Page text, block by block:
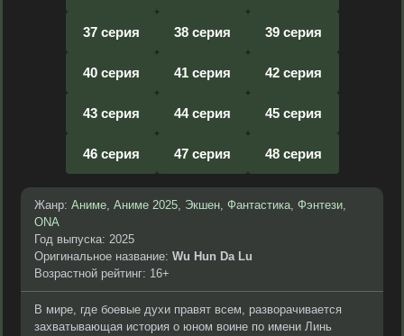
37 серия 38 серия 39 серия
40 серия 41 серия 42 серия
43 серия 44 серия 45 серия
46 серия 47 серия 48 серия
Жанр: Аниме, Аниме 2025, Экшен, Фантастика, Фэнтези,
ONA
Год выпуска: 2025
Оригинальное название: Wu Hun Da Lu
Возрастной рейтинг: 16+
В мире, где боевые духи правят всем, разворачивается
захватывающая история о юном воине по имени Линь